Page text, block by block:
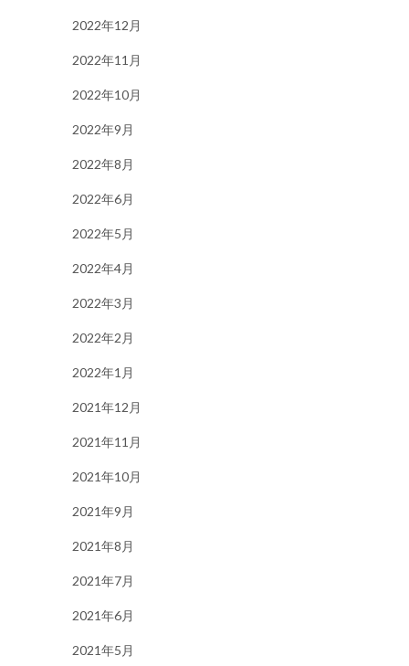
2022年12月
2022年11月
2022年10月
2022年9月
2022年8月
2022年6月
2022年5月
2022年4月
2022年3月
2022年2月
2022年1月
2021年12月
2021年11月
2021年10月
2021年9月
2021年8月
2021年7月
2021年6月
2021年5月